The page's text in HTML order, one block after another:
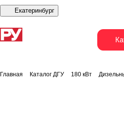
Екатеринбург
Главная Каталог ДГУ 180 кВт
Дизельный генератор